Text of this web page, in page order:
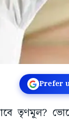
Prefer
তৃণমূল?